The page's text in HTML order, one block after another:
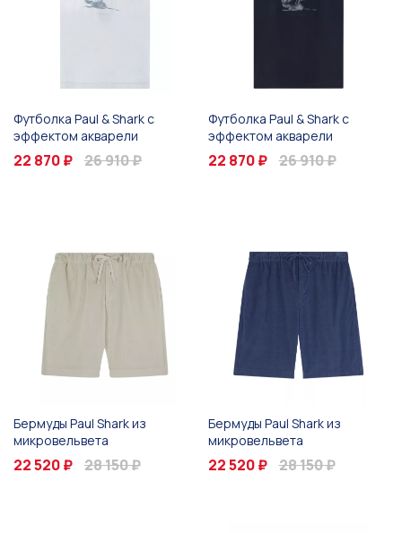
Футболка Paul & Shark с
эффектом акварели
22 870 ₽ 26 910 ₽
Футболка Paul & Shark с
эффектом акварели
22 870 ₽ 26 910 ₽
Бермуды Paul Shark из
микровельвета
22 520 ₽ 28 150 ₽
Бермуды Paul Shark из
микровельвета
22 520 ₽ 28 150 ₽